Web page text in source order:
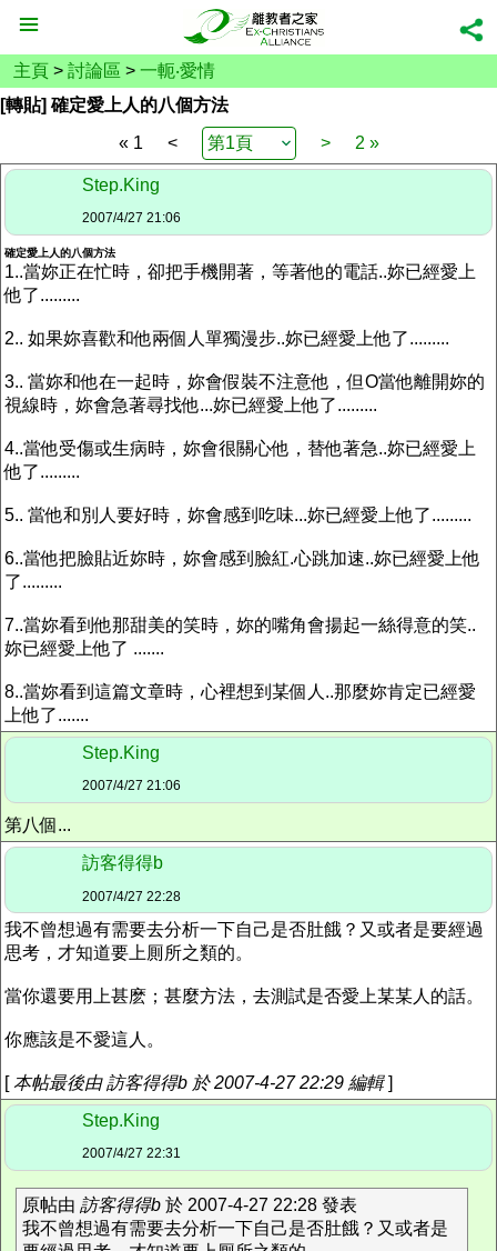
主頁 > 討論區 > 一軛‧愛情
[轉貼] 確定愛上人的八個方法
« 1
< > 2 »
Step.King
2007/4/27 21:06
確定愛上人的八個方法
1..當妳正在忙時，卻把手機開著，等著他的電話..妳已經愛上
他了.........
2.. 如果妳喜歡和他兩個人單獨漫步..妳已經愛上他了.........
3.. 當妳和他在一起時，妳會假裝不注意他，但O當他離開妳的
視線時，妳會急著尋找他...妳已經愛上他了.........
4..當他受傷或生病時，妳會很關心他，替他著急..妳已經愛上
他了.........
5.. 當他和別人要好時，妳會感到吃味...妳已經愛上他了.........
6..當他把臉貼近妳時，妳會感到臉紅.心跳加速..妳已經愛上他
了.........
7..當妳看到他那甜美的笑時，妳的嘴角會揚起一絲得意的笑..
妳已經愛上他了 .......
8..當妳看到這篇文章時，心裡想到某個人..那麼妳肯定已經愛
上他了.......
Step.King
2007/4/27 21:06
第八個...
訪客得得b
2007/4/27 22:28
我不曾想過有需要去分析一下自己是否肚餓？又或者是要經過
思考，才知道要上厠所之類的。
當你還要用上甚麽；甚麼方法，去測試是否愛上某某人的話。
你應該是不愛這人。
[本帖最後由 訪客得得b 於 2007-4-27 22:29 編輯]
Step.King
2007/4/27 22:31
原帖由 訪客得得b 於 2007-4-27 22:28 發表
我不曾想過有需要去分析一下自己是否肚餓？又或者是